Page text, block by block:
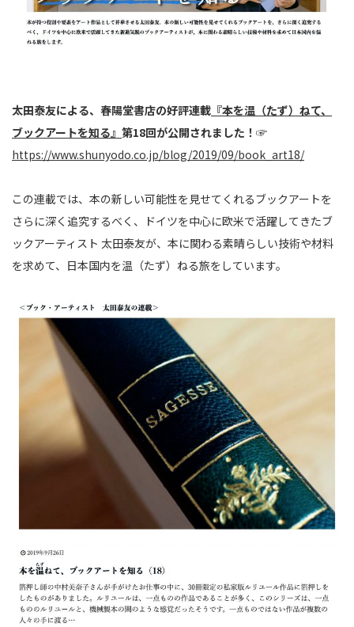
太田泰友による、春陽堂書店の好評連載 『本を温（たず）ねて、
ブックアートを知る』 第18回が公開されました！ ☞
https://www.shunyodo.co.jp/blog/2019/09/book_art18/
この連載では、本の新しい可能性を見せてくれるブックアートを
さらに深く追究するべく、ドイツを中心に欧米で活躍してきたブ
ックアーティスト 太田泰友が、本に関わる素晴らしい技術や材料
を求めて、日本国内を温（たず）ねる旅をしています。